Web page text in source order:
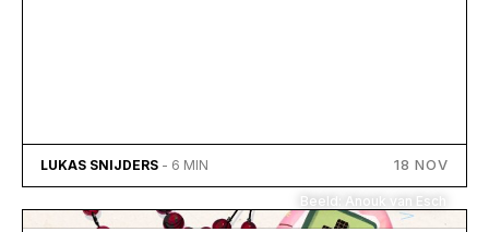
LUKAS SNIJDERS - 6 MIN 18 NOV
Beeld: Anouk van Esch